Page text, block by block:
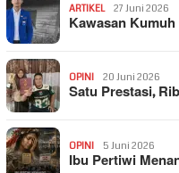
ARTIKEL 27 Juni 2026
Kawasan
OPINI 20 Juni 2026
Satu Prestasi,
OPINI 5 Juni 2026
Ibu Pertiwi